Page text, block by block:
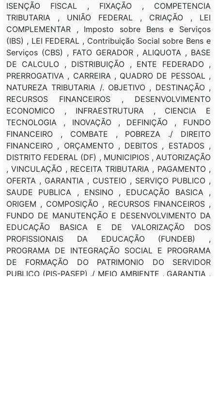
ISENÇÃO FISCAL , FIXAÇÃO , COMPETENCIA
TRIBUTARIA , UNIÃO FEDERAL , CRIAÇÃO , LEI
COMPLEMENTAR , Imposto sobre Bens e Serviços
(IBS) , LEI FEDERAL , Contribuição Social sobre Bens e
Serviços (CBS) , FATO GERADOR , ALIQUOTA , BASE
DE CALCULO , DISTRIBUIÇÃO , ENTE FEDERADO ,
PRERROGATIVA , CARREIRA , QUADRO DE PESSOAL ,
NATUREZA TRIBUTARIA /. OBJETIVO , DESTINAÇÃO ,
RECURSOS FINANCEIROS , DESENVOLVIMENTO
ECONOMICO , INFRAESTRUTURA , CIENCIA E
TECNOLOGIA , INOVAÇÃO , DEFINIÇÃO , FUNDO
FINANCEIRO , COMBATE , POBREZA ./ DIREITO
FINANCEIRO , ORÇAMENTO , DEBITOS , ESTADOS ,
DISTRITO FEDERAL (DF) , MUNICIPIOS , AUTORIZAÇÃO
, VINCULAÇÃO , RECEITA TRIBUTARIA , PAGAMENTO ,
OFERTA , GARANTIA , CUSTEIO , SERVIÇO PUBLICO ,
SAUDE PUBLICA , ENSINO , EDUCAÇÃO BASICA ,
ORIGEM , COMPOSIÇÃO , RECURSOS FINANCEIROS ,
FUNDO DE MANUTENÇÃO E DESENVOLVIMENTO DA
EDUCAÇÃO BASICA E DE VALORIZAÇÃO DOS
PROFISSIONAIS DA EDUCAÇÃO (FUNDEB) ,
PROGRAMA DE INTEGRAÇÃO SOCIAL E PROGRAMA
DE FORMAÇÃO DO PATRIMONIO DO SERVIDOR
PUBLICO (PIS-PASEP) ./ MEIO AMBIENTE , GARANTIA ,